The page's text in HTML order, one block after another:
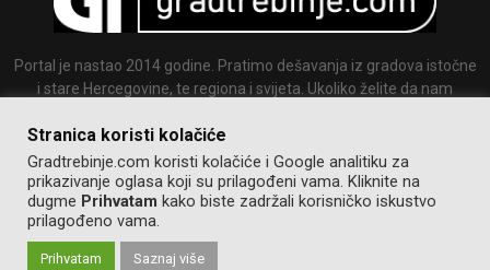
Portal je nastao 2014 godine. Pratimo dešavanja iz gradova istočne
i stare Hercegovine, te regiona i svijeta. Ukoliko želite da nam
Email: info@gradtrebinje.com
Stranica koristi kolačiće
Gradtrebinje.com koristi kolačiće i Google analitiku za
prikazivanje oglasa koji su prilagođeni vama. Kliknite na
dugme Prihvatam kako biste zadržali korisničko iskustvo
prilagođeno vama.
Prihvatam Saznaj više